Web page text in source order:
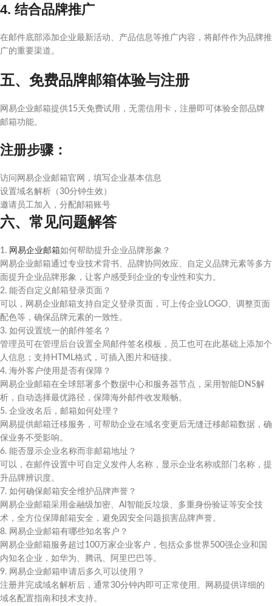
4. 结合品牌推广
在邮件底部添加企业最新活动、产品信息等推广内容，将邮件作为品牌推
广的重要渠道。
五、免费品牌邮箱体验与注册
网易企业邮箱提供15天免费试用，无需信用卡，注册即可体验全部品牌
邮箱功能。
注册步骤：
访问网易企业邮箱官网，填写企业基本信息
设置域名解析（30分钟生效）
邀请员工加入，分配邮箱账号
六、常见问题解答
1. 网易企业邮箱如何帮助提升企业品牌形象？
网易企业邮箱通过专业技术背书、品牌协同效应、自定义品牌元素等多方
面提升企业品牌形象，让客户感受到企业的专业性和实力。
2. 能否自定义邮箱登录页面？
可以，网易企业邮箱支持自定义登录页面，可上传企业LOGO、调整页面
配色等，确保品牌元素的一致性。
3. 如何设置统一的邮件签名？
管理员可在管理后台设置全局邮件签名模板，员工也可在此基础上添加个
人信息；支持HTML格式，可插入图片和链接。
4. 海外客户使用是否有保障？
网易企业邮箱在全球部署多个数据中心和服务器节点，采用智能DNS解
析，自动选择最优路径，保障海外邮件收发顺畅。
5. 企业改名后，邮箱如何处理？
网易提供邮箱迁移服务，可帮助企业在域名变更后无缝迁移邮箱数据，确
保业务不受影响。
6. 能否显示企业名称而非邮箱地址？
可以，在邮件设置中可自定义发件人名称，显示企业名称或部门名称，提
升品牌辨识度。
7. 如何确保邮箱安全维护品牌声誉？
网易企业邮箱采用金融级加密、AI智能反垃圾、多重身份验证等安全技
术，全方位保障邮箱安全，避免因安全问题损害品牌声誉。
8. 网易企业邮箱有哪些知名客户？
网易企业邮箱服务超过100万家企业客户，包括众多世界500强企业和国
内知名企业，如华为、腾讯、阿里巴巴等。
9. 网易企业邮箱申请后多久可以使用？
注册并完成域名解析后，通常30分钟内即可正常使用。网易提供详细的
域名配置指南和技术支持。